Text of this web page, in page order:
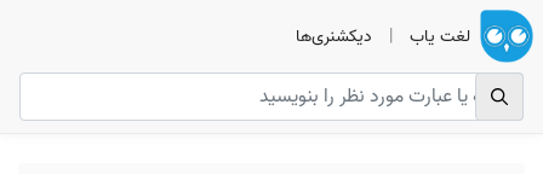
لغت یاب | دیکشنری‌ها